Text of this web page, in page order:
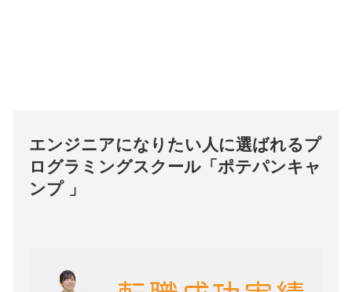
エンジニアになりたい人に選ばれるプ
ログラミングスクール「ポテパンキャ
ンプ 」